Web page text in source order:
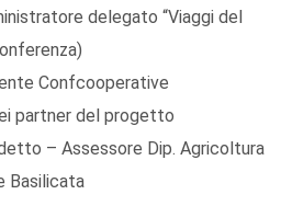
delegato “Viaggi del
Confcooperative
partner del progetto
– Assessore Dip. Agricoltura
Basilicata